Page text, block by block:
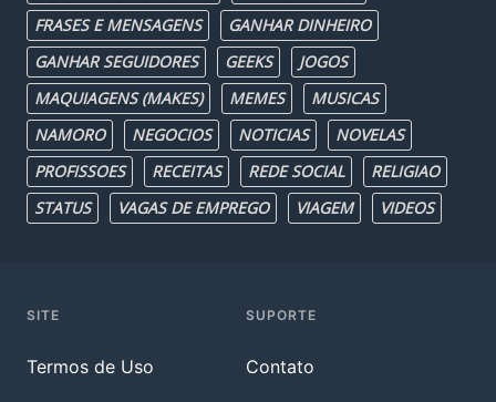
FRASES E MENSAGENS
GANHAR DINHEIRO
GANHAR SEGUIDORES
GEEKS
JOGOS
MAQUIAGENS (MAKES)
MEMES
MUSICAS
NAMORO
NEGOCIOS NOTICIAS
NOVELAS
PROFISSOES
RECEITAS REDE SOCIAL
RELIGIAO
STATUS
VAGAS DE EMPREGO VIAGEM VIDEOS
SITE
Termos de Uso
SUPORTE
Contato